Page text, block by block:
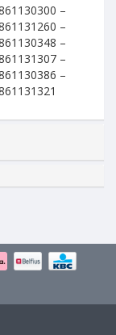
–
–
–
–
–